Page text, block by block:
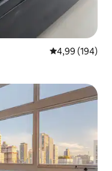
Средна
4,99 (194)